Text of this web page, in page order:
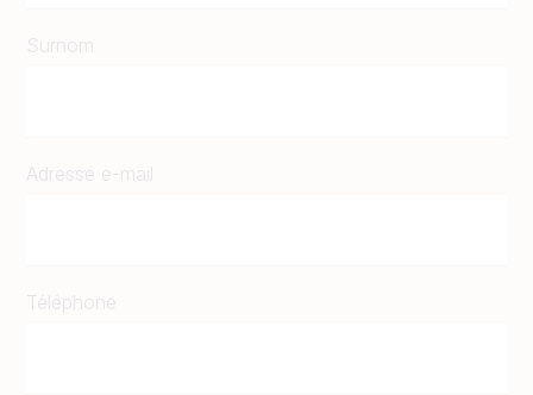
Surnom
Adresse e-mail
Téléphone